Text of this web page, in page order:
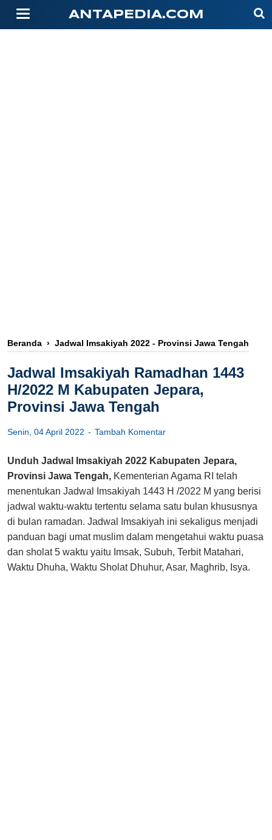
ANTAPEDIA.COM
Beranda › Jadwal Imsakiyah 2022 - Provinsi Jawa Tengah
Jadwal Imsakiyah Ramadhan 1443
H/2022 M Kabupaten Jepara,
Provinsi Jawa Tengah
Senin, 04 April 2022 Tambah Komentar
Unduh Jadwal Imsakiyah 2022 Kabupaten Jepara,
Provinsi Jawa Tengah, Kementerian Agama RI telah
menentukan Jadwal Imsakiyah 1443 H /2022 M yang berisi
jadwal waktu-waktu tertentu selama satu bulan khususnya
di bulan ramadan. Jadwal Imsakiyah ini sekaligus menjadi
panduan bagi umat muslim dalam mengetahui waktu puasa
dan sholat 5 waktu yaitu Imsak, Subuh, Terbit Matahari,
Waktu Dhuha, Waktu Sholat Dhuhur, Asar, Maghrib, Isya.